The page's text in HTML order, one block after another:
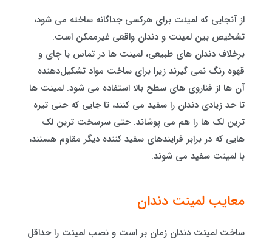
از آنجایی که لمینت برای هرکسی جداگانه ساخته می شود،
تشخیص بین لمینت و دندان واقعی غیرممکن است.
برخلاف دندان های طبیعی، لمینت ها در تماس با چای و
قهوه رنگ نمی گیرند زیرا برای ساخت مواد تشکیل‌دهنده
آن ها از فناروی های سطح بالا استفاده می شود. لمینت ها
تا حد زیادی دندان را سفید می کنند، تا جایی که حتی تیره
ترین لک ها را هم می پوشاند. حتی سرسخت ترین لک
هایی که در برابر فرایندهای سفید کننده دیگر مقاوم هستند،
با لمینت سفید می شوند.
معایب لمینت دندان
ساخت لمینت دندان زمان‌ بر است و نصب لمینت را حداقل